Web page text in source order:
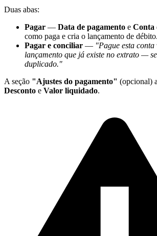
Duas abas:
Pagar — Data de pagamento e Conta
como paga e cria o lançamento de débito.
Pagar e conciliar — "Pague esta
lançamento que já existe no extrato —
duplicado."
A seção "Ajustes do pagamento" (opcional)
Desconto e Valor liquidado.